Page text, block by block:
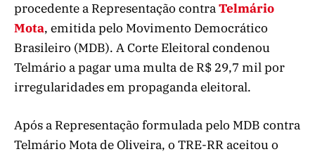
procedente a Representação contraTelmário
Mota, emitida pelo Movimento Democrático
Brasileiro (MDB). A Corte Eleitoral condenou
Telmário a pagar uma multa de R$ 29,7 mil por
irregularidades em propaganda eleitoral.
Após a Representação formulada pelo MDB contra
Telmário Mota de Oliveira, o TRE-RR aceitou o